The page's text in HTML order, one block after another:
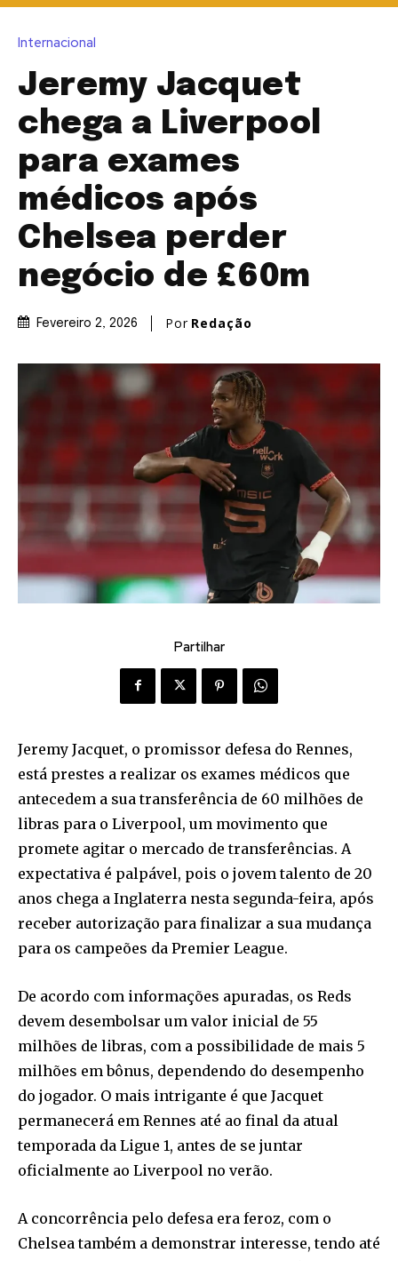
Internacional
Jeremy Jacquet
chega a Liverpool
para exames
médicos após
Chelsea perder
negócio de £60m
Fevereiro 2, 2026 Por Redação
Partilhar
Jeremy Jacquet, o promissor defesa do Rennes,
está prestes a realizar os exames médicos que
antecedem a sua transferência de 60 milhões de
libras para o Liverpool, um movimento que
promete agitar o mercado de transferências. A
expectativa é palpável, pois o jovem talento de 20
anos chega a Inglaterra nesta segunda-feira, após
receber autorização para finalizar a sua mudança
para os campeões da Premier League.
De acordo com informações apuradas, os Reds
devem desembolsar um valor inicial de 55
milhões de libras, com a possibilidade de mais 5
milhões em bônus, dependendo do desempenho
do jogador. O mais intrigante é que Jacquet
permanecerá em Rennes até ao final da atual
temporada da Ligue 1, antes de se juntar
oficialmente ao Liverpool no verão.
A concorrência pelo defesa era feroz, com o
Chelsea também a demonstrar interesse, tendo até